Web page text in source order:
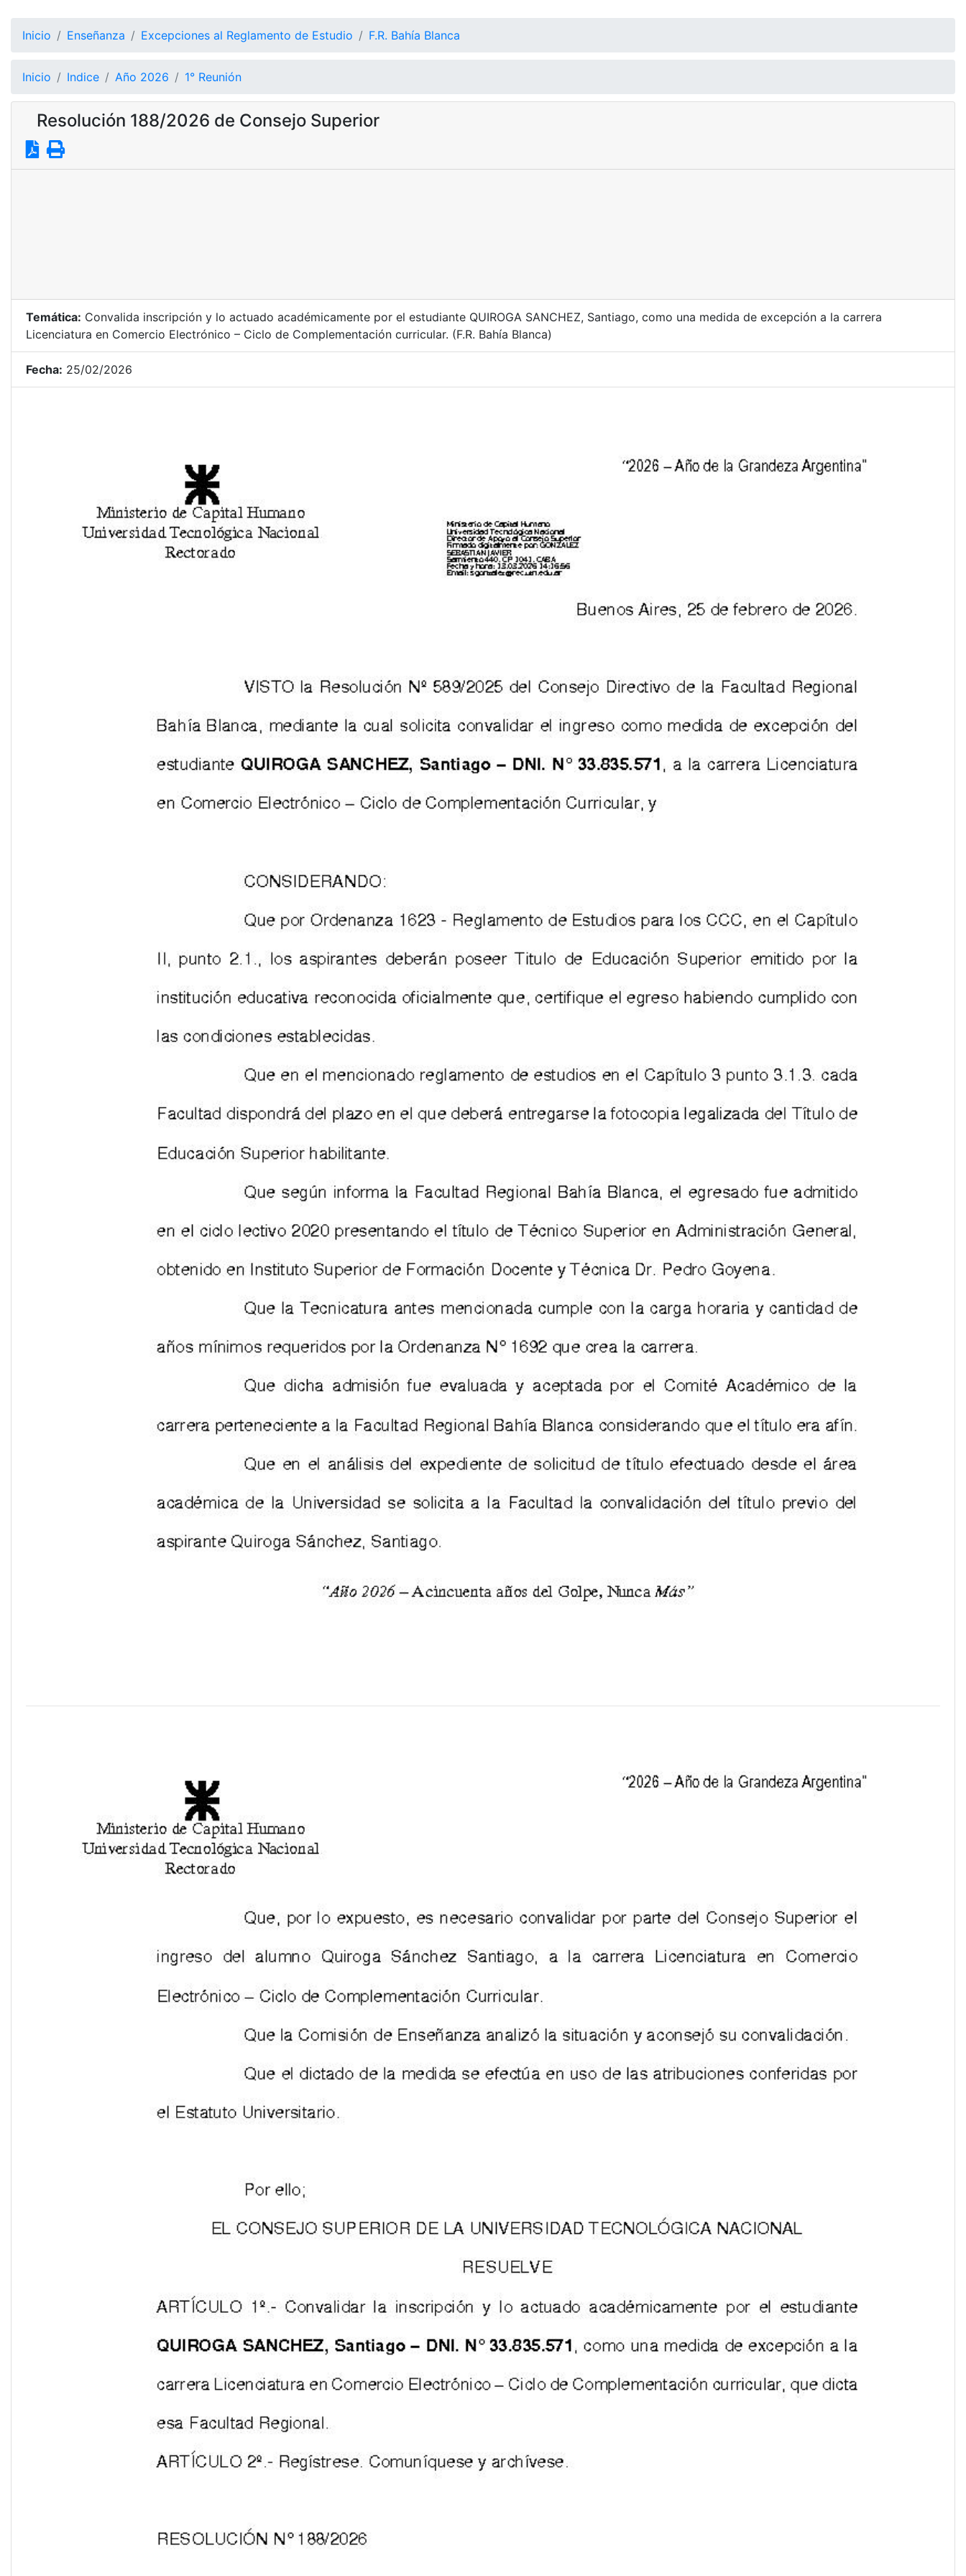
Inicio Enseñanza Excepciones al Reglamento de Estudio F.R. Bahía Blanca
Inicio Indice Año 2026 1° Reunión
Resolución 188/2026 de Consejo Superior
Temática: Convalida inscripción y lo actuado académicamente por el estudiante QUIROGA SANCHEZ, Santiago, como una medida de excepción a la carrera
Licenciatura en Comercio Electrónico – Ciclo de Complementación curricular. (F.R. Bahía Blanca)
Fecha: 25/02/2026